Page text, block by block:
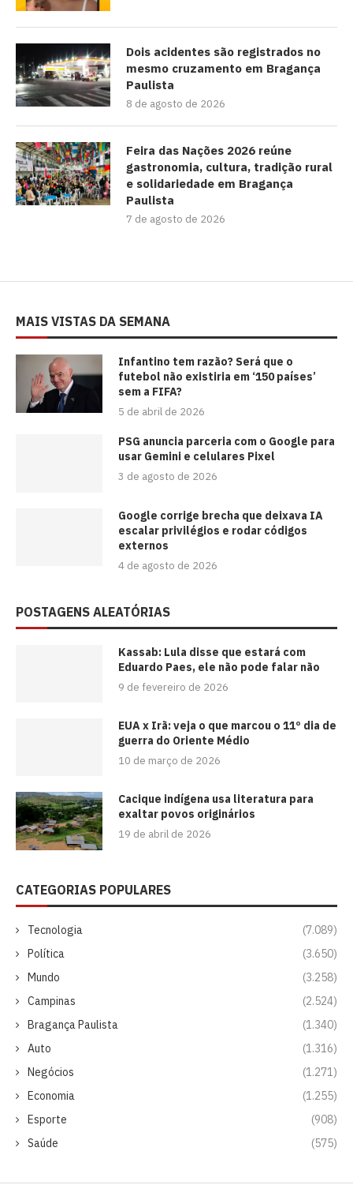
Dois acidentes são registrados no
mesmo cruzamento em Bragança
Paulista
8 de agosto de 2026
Feira das Nações 2026 reúne
gastronomia, cultura, tradição rural
e solidariedade em Bragança
Paulista
7 de agosto de 2026
MAIS VISTAS DA SEMANA
⁠Infantino tem razão? Será que o
futebol não existiria em ‘150 países’
sem a FIFA?
5 de abril de 2026
PSG anuncia parceria com o Google para
usar Gemini e celulares Pixel
3 de agosto de 2026
Google corrige brecha que deixava IA
escalar privilégios e rodar códigos
externos
4 de agosto de 2026
POSTAGENS ALEATÓRIAS
Kassab: Lula disse que estará com
Eduardo Paes, ele não pode falar não
9 de fevereiro de 2026
EUA x Irã: veja o que marcou o 11º dia de
guerra do Oriente Médio
10 de março de 2026
Cacique indígena usa literatura para
exaltar povos originários
19 de abril de 2026
CATEGORIAS POPULARES
Tecnologia
(7.089)
Política
(3.650)
Mundo
(3.258)
Campinas
(2.524)
Bragança Paulista
(1.340)
Auto
(1.316)
Negócios
(1.271)
Economia
(1.255)
Esporte
(908)
Saúde
(575)